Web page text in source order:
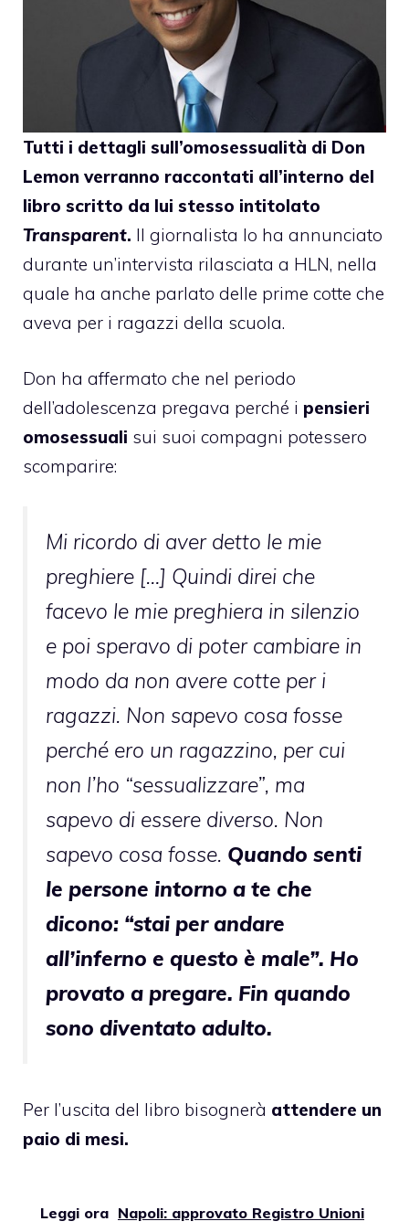
Tutti i dettagli sull’omosessualità di Don
Lemon verranno raccontati all’interno del
libro scritto da lui stesso intitolato
Transparent. Il giornalista lo ha annunciato
durante un’intervista rilasciata a HLN, nella
quale ha anche parlato delle prime cotte che
aveva per i ragazzi della scuola.
Don ha affermato che nel periodo
dell’adolescenza pregava perché i pensieri
omosessuali sui suoi compagni potessero
scomparire:
Mi ricordo di aver detto le mie
preghiere […] Quindi direi che
facevo le mie preghiera in silenzio
e poi speravo di poter cambiare in
modo da non avere cotte per i
ragazzi. Non sapevo cosa fosse
perché ero un ragazzino, per cui
non l’ho “sessualizzare”, ma
sapevo di essere diverso. Non
sapevo cosa fosse. Quando senti
le persone intorno a te che
dicono: “stai per andare
all’inferno e questo è male”. Ho
provato a pregare. Fin quando
sono diventato adulto.
Per l’uscita del libro bisognerà attendere un
paio di mesi.
Leggi ora Napoli: approvato Registro Unioni